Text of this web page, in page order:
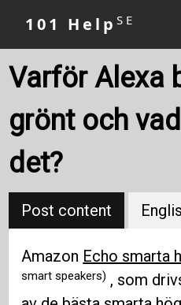
101 Help SE
Varför Alexa
grönt och
det?
Post content
Amazon Echo smarta
smart speakers) , som